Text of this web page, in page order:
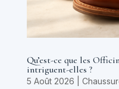
Qu’est-ce que les
intriguent-elles ?
5 Août 2026